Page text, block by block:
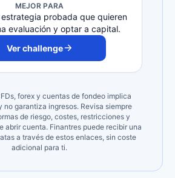
MEJOR PARA
probada que quieren
evaluación y optar a capital.
Ver challenge
forex y cuentas de fondeo implica
no garantiza ingresos. Revisa siempre
de riesgo, costes, restricciones y
abrir cuenta. Finantres puede recibir una
a través de estos enlaces, sin coste
adicional para ti.